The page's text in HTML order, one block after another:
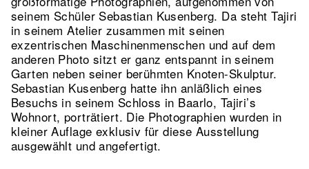
seinem Schüler Sebastian Kusenberg. Da steht Tajiri
in seinem Atelier zusammen mit seinen
exzentrischen Maschinenmenschen und auf dem
anderen Photo sitzt er ganz entspannt in seinem
Garten neben seiner berühmten Knoten-Skulptur.
Sebastian Kusenberg hatte ihn anläßlich eines
Besuchs in seinem Schloss in Baarlo, Tajiri’s
Wohnort, porträtiert. Die Photographien wurden in
kleiner Auflage exklusiv für diese Ausstellung
ausgewählt und angefertigt.